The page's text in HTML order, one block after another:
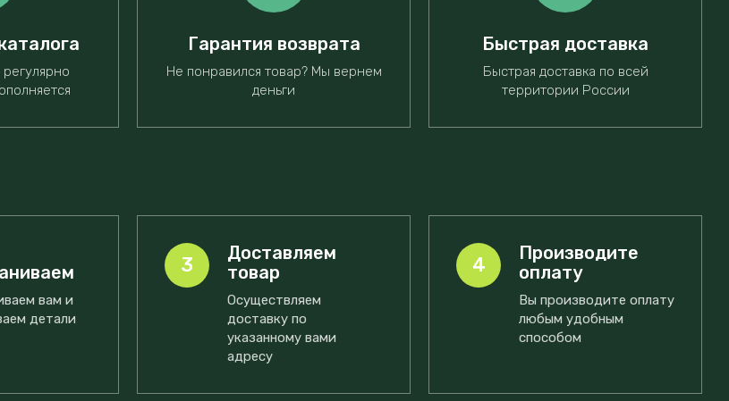
регулярно
Гарантия возврата
Не понравился товар? Мы вернем
деньги
Быстрая доставка
Быстрая доставка по всей
территории России
вам и
детали
3
Доставляем
товар
Осуществляем
доставку по
указанному вами
адресу
4
Производите
оплату
Вы производите оплату
любым удобным
способом